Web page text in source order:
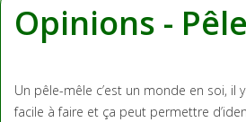
Opinions -
Un pêle-mêle c’est un monde en soi, il
facile à faire et ça peut permettre